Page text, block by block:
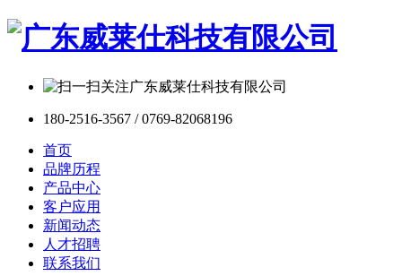
180-2516-3567 / 0769-82068196
首页
品牌历程
产品中心
客户应用
新闻动态
人才招聘
联系我们